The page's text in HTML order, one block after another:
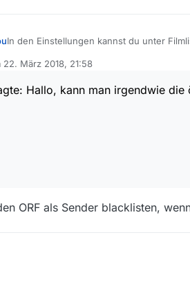
In den Einstellungen kannst du unter
22. März 2018, 21:58
von
Hallo, kann man irgendwie
ORF als Sender blacklisten,